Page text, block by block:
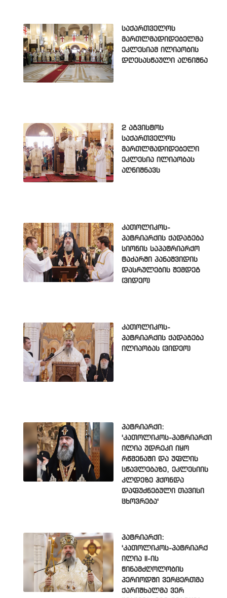
საქართველოს
მართლმადიდებელმა
ეკლესიამ ილიაობის
დღესასწაული აღნიშნა
2 აგვისტოს
საქართველოს
მართლმადიდებელი
ეკლესია ილიაობას
აღნიშნავს
კათოლიკოს-
პატრიარქის ქადაგება
სიონის საპატრიარქო
ტაძარში პანაშვიდის
დასრულების შემდეგ
(ვიდეო)
კათოლიკოს-
პატრიარქის ქადაგება
ილიაობას (ვიდეო)
პატრიარქი:
'კათოლიკოს-პატრიარქი
ილია უდრეკი იყო
რწმენაში და უფლის
სწავლებაზე, ეკლესიის
კლდეზე ჰქონდა
დაფუძნებული თავისი
ცხოვრება'
პატრიარქი:
'კათოლიკოს-პატრიარქ
ილია II-ის
წინამძღოლობის
პერიოდში ვერცერთმა
ქარიშხალმა ვერ